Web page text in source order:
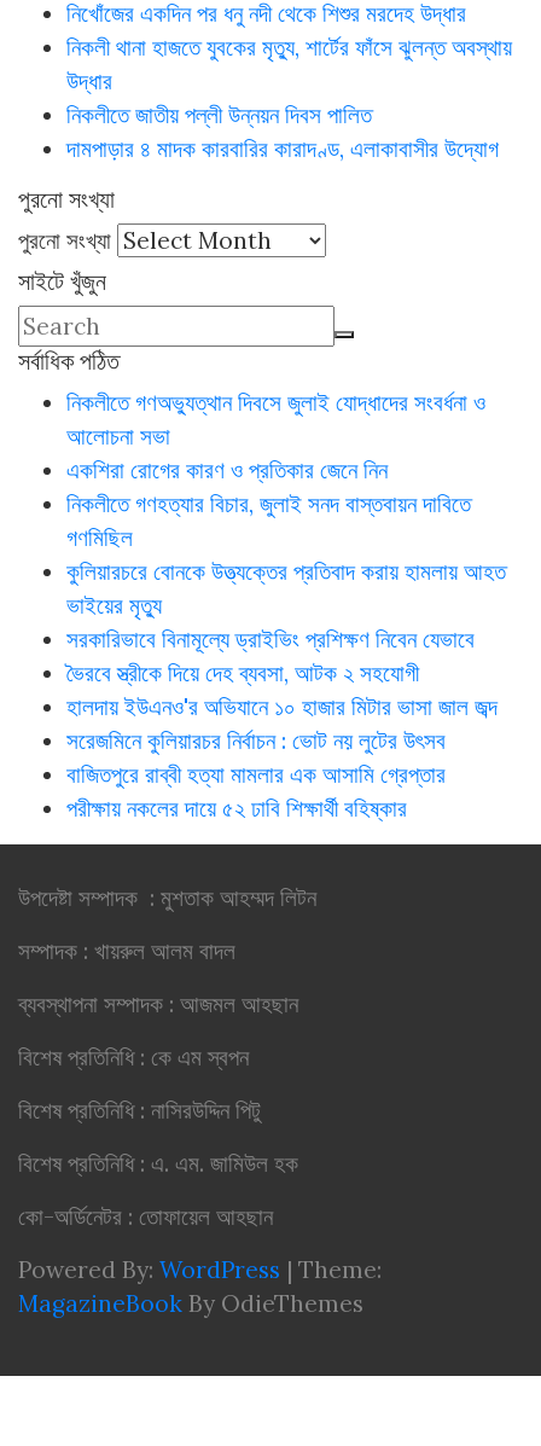
নিখোঁজের একদিন পর ধনু নদী থেকে শিশুর মরদেহ উদ্ধার
নিকলী থানা হাজতে যুবকের মৃত্যু, শার্টের ফাঁসে ঝুলন্ত অবস্থায়
উদ্ধার
নিকলীতে জাতীয় পল্লী উন্নয়ন দিবস পালিত
দামপাড়ার ৪ মাদক কারবারির কারাদণ্ড, এলাকাবাসীর উদ্যোগ
পুরনো সংখ্যা
পুরনো সংখ্যা
সাইটে খুঁজুন
সর্বাধিক পঠিত
নিকলীতে গণঅভ্যুত্থান দিবসে জুলাই যোদ্ধাদের সংবর্ধনা ও
আলোচনা সভা
একশিরা রোগের কারণ ও প্রতিকার জেনে নিন
নিকলীতে গণহত্যার বিচার, জুলাই সনদ বাস্তবায়ন দাবিতে
গণমিছিল
কুলিয়ারচরে বোনকে উত্ত্যক্তের প্রতিবাদ করায় হামলায় আহত
ভাইয়ের মৃত্যু
সরকারিভাবে বিনামূল্যে ড্রাইভিং প্রশিক্ষণ নিবেন যেভাবে
ভৈরবে স্ত্রীকে দিয়ে দেহ ব্যবসা, আটক ২ সহযোগী
হালদায় ইউএনও'র অভিযানে ১০ হাজার মিটার ভাসা জাল জব্দ
সরেজমিনে কুলিয়ারচর নির্বাচন : ভোট নয় লুটের উৎসব
বাজিতপুরে রাব্বী হত্যা মামলার এক আসামি গ্রেপ্তার
পরীক্ষায় নকলের দায়ে ৫২ ঢাবি শিক্ষার্থী বহিষ্কার
উপদেষ্টা সম্পাদক : মুশতাক আহম্মদ লিটন
সম্পাদক : খায়রুল আলম বাদল
ব্যবস্থাপনা সম্পাদক : আজমল আহছান
বিশেষ প্রতিনিধি : কে এম স্বপন
বিশেষ প্রতিনিধি : নাসিরউদ্দিন পিটু
বিশেষ প্রতিনিধি : এ. এম. জামিউল হক
কো-অর্ডিনেটর : তোফায়েল আহছান
Powered By: WordPress | Theme:
MagazineBook By OdieThemes